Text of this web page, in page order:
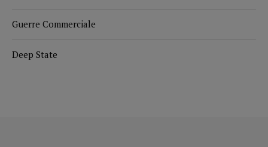
Guerre Commerciale
Deep State